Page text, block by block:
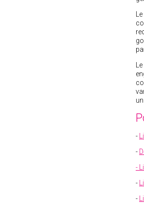
-
-
-
-
-